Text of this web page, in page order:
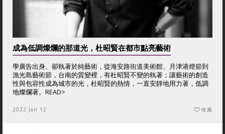
成為低調燦爛的那道光，杜昭賢在都市點亮藝術
學廣告出身、卻執著於純藝術，從海安路街道美術館、月津港燈節到
漁光島藝術節，台南的質變裡，有杜昭賢不變的執著；讓藝術的創造
性與包容性成為城市的光，杜昭賢的熱情，一直安靜地用力著，低調
地燦爛著。 READ>
2022 Jan 12 收藏